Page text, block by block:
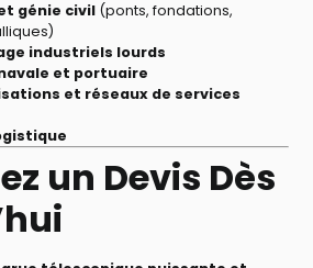
génie civil (ponts, fondations,
industriels lourds
et portuaire
et réseaux de services
un Devis Dès